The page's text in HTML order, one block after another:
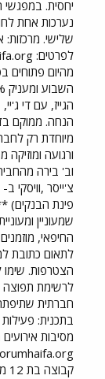
יחסית. במפגשי
לפרטים:
מהיום פתוחים
הגייז, עם די
ורגועה
פינת
שמעוניין
החיפאי,
לתאום כתובת
הצטרפות.
לרשימת תפוצה
חברתית
בתכנית:
מסיבות